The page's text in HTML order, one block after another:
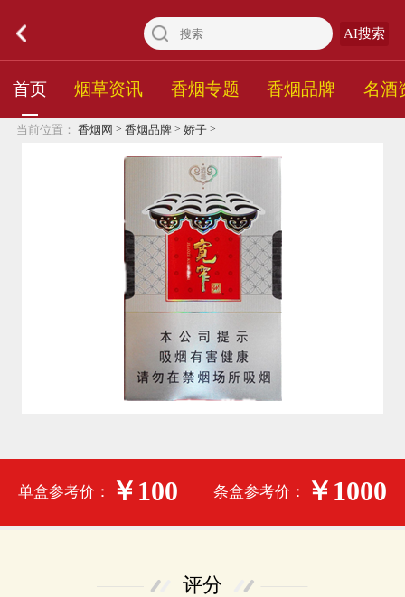
AI搜索
首页 烟草资讯 香烟专题 香烟品牌 名酒
当前位置： 香烟网 > 香烟品牌 > 娇子>
单盒参考价： ￥100 条盒参考价： ￥1000
评分